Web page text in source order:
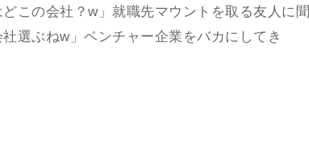
この会社？w」就職先マウントを取る友人に聞
選ぶねw」ベンチャー企業をバカにしてき